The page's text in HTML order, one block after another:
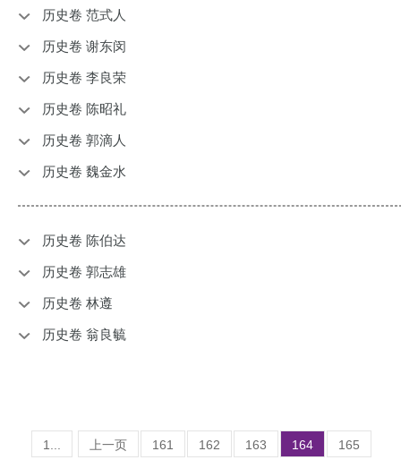
历史卷 范式人
历史卷 谢东闵
历史卷 李良荣
历史卷 陈昭礼
历史卷 郭滴人
历史卷 魏金水
历史卷 陈伯达
历史卷 郭志雄
历史卷 林遵
历史卷 翁良毓
1... 上一页 161 162 163 164 165